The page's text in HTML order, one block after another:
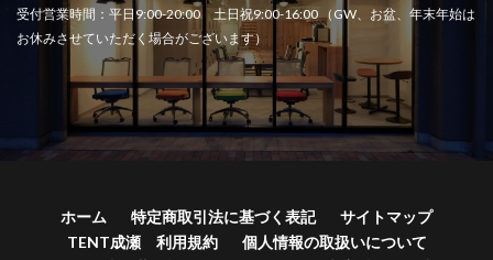
受付営業時間：平日9:00-20:00 土日祝9:00-16:00 （GW、お盆、年末年始は
お休みさせていただく場合がございます）
ホーム 特定商取引法に基づく表記
サイトマップ
TENT成瀬 利用規約
個人情報の取扱いについて